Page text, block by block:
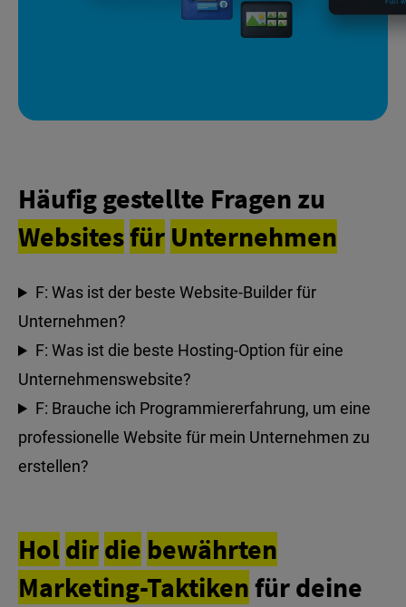
Häufig gestellte Fragen zu
Websitesfür Unternehmen
F: Was ist der beste Website-Builder für
Unternehmen?
F: Was ist die beste Hosting-Option für eine
Unternehmenswebsite?
F: Brauche ich Programmiererfahrung, um eine
professionelle Website für mein Unternehmen zu
erstellen?
Hol dirdie bewährten
Marketing-Taktikenfür deine